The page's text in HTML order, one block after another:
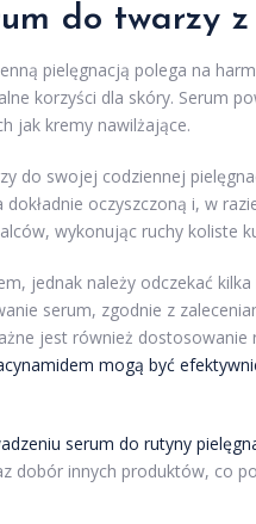
do twarzy
pielęgnacją polega na
korzyści dla skóry. Serum
jak kremy nawilżające.
do swojej codziennej
oczyszczoną i, w
wykonując ruchy koliste
jednak należy odczekać
serum, zgodnie z
jest również
mogą być
serum do rutyny
dobór innych produktów, co